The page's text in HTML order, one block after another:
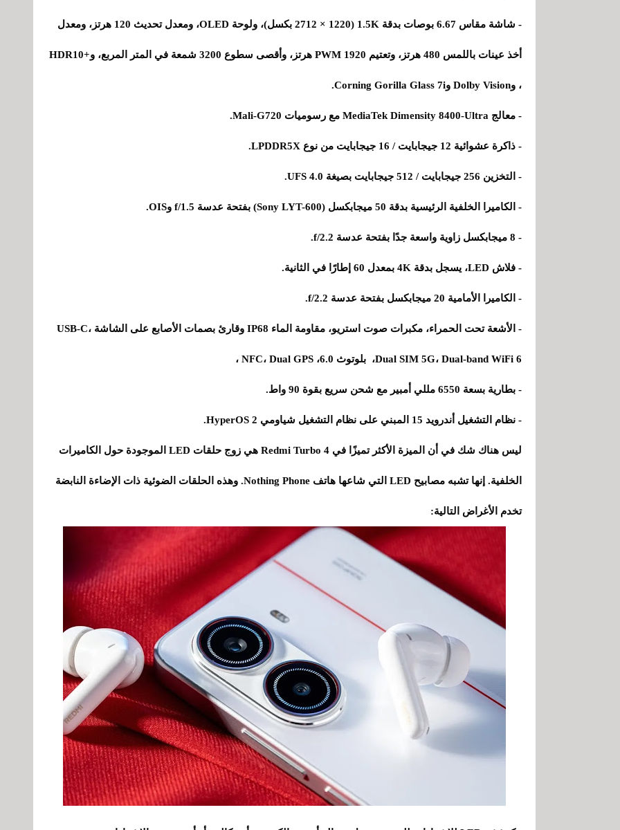
- شاشة مقاس 6.67 بوصات بدقة 1.5K (2712 × 1220 بكسل)، ولوحة OLED، ومعدل تحديث 120 هرتز، ومعدل
أخذ عينات باللمس 480 هرتز، وتعتيم PWM 1920 هرتز، وأقصى سطوع 3200 شمعة في المتر المربع، و+HDR10
، وDolby Vision وCorning Gorilla Glass 7i.
- معالج MediaTek Dimensity 8400-Ultra مع رسوميات Mali-G720.
- ذاكرة عشوائية 12 جيجابايت / 16 جيجابايت من نوع LPDDR5X.
- التخزين 256 جيجابايت / 512 جيجابايت بصيغة UFS 4.0.
- الكاميرا الخلفية الرئيسية بدقة 50 ميجابكسل (Sony LYT-600) بفتحة عدسة f/1.5 وOIS.
- 8 ميجابكسل زاوية واسعة جدًا بفتحة عدسة f/2.2.
- فلاش LED، يسجل بدقة 4K بمعدل 60 إطارًا في الثانية.
- الكاميرا الأمامية 20 ميجابكسل بفتحة عدسة f/2.2.
- الأشعة تحت الحمراء، مكبرات صوت استريو، مقاومة الماء IP68 وقارئ بصمات الأصابع على الشاشة USB-C،
Dual SIM 5G، Dual-band WiFi 6، بلوتوث 6.0، NFC، Dual GPS ،
- بطارية بسعة 6550 مللي أمبير مع شحن سريع بقوة 90 واط.
- نظام التشغيل أندرويد 15 المبني على نظام التشغيل شياومي HyperOS 2.
ليس هناك شك في أن الميزة الأكثر تميزًا في Redmi Turbo 4 هي زوج حلقات LED الموجودة حول الكاميرات
الخلفية. إنها تشبه مصابيح LED التي شاعها هاتف Nothing Phone. وهذه الحلقات الضوئية ذات الإضاءة النابضة
تخدم الأغراض التالية: